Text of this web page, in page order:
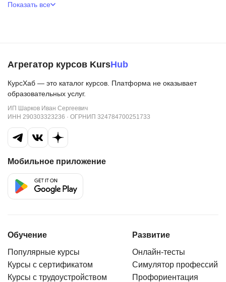
Показать все
Агрегатор курсов KursHub
КурсХаб — это каталог курсов. Платформа не оказывает
образовательных услуг.
ИП Шарков Иван Сергеевич
ИНН 290303323236 · ОГРНИП 324784700251733
Мобильное приложение
Обучение
Популярные курсы
Курсы с сертификатом
Курсы с трудоустройством
Развитие
Онлайн-тесты
Симулятор профессий
Профориентация